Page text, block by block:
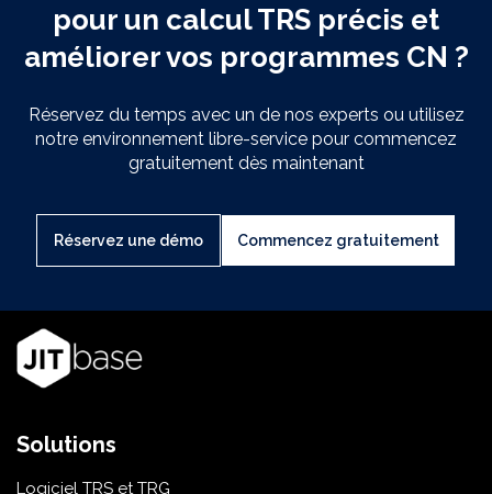
pour un calcul TRS précis et
améliorer vos programmes CN ?
Réservez du temps avec un de nos experts ou utilisez
notre environnement libre-service pour commencez
gratuitement dès maintenant
Réservez une démo Commencez gratuitement
Solutions
Logiciel TRS et TRG